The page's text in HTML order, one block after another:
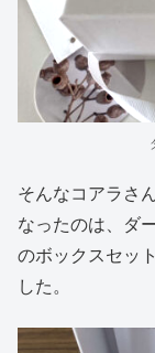
そんなコアラさ
なったのは、ダ
のボックスセッ
した。